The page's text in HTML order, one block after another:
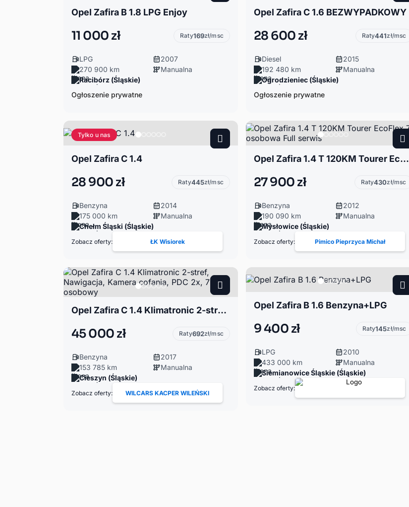
Opel Zafira B 1.8 LPG Enjoy
11 000 zł Raty169zł/msc
LPG
2007
270 900 km
Manualna
Racibórz (Śląskie)
Ogłoszenie prywatne
Opel Zafira C 1.6 BEZWYPADKOWY
28 600 zł Raty441zł/msc
Diesel
2015
192 480 km
Manualna
Ogrodzieniec (Śląskie)
Ogłoszenie prywatne
Tylko u nas
Opel Zafira C 1.4
28 900 zł Raty445zł/msc
Benzyna
2014
175 000 km
Manualna
Chełm Śląski (Śląskie)
Zobacz oferty: ŁK Wisiorek
Opel Zafira 1.4 T 120KM Tourer EcoFlex 7-osobowa Full serwis
27 900 zł Raty430zł/msc
Benzyna
2012
190 090 km
Manualna
Mysłowice (Śląskie)
Zobacz oferty: Pimico Pieprzyca Michał
Opel Zafira C 1.4 Klimatronic 2-stref, Nawigacja, Kamera cofania, PDC 2x, 7 osobowy
45 000 zł Raty692zł/msc
Benzyna
2017
153 785 km
Manualna
Cieszyn (Śląskie)
Zobacz oferty: WILCARS KACPER WILEŃSKI
Opel Zafira B 1.6 Benzyna+LPG
9 400 zł Raty145zł/msc
LPG
2010
433 000 km
Manualna
Siemianowice Śląskie (Śląskie)
Zobacz oferty: